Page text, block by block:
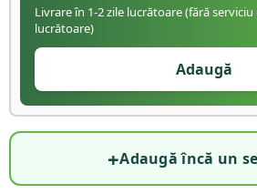
Livrare în 1-2 zile lucrătoare (fără
lucrătoare)
Adaugă
+Adaugă încă un